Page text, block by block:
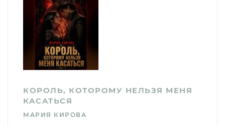
КОРОЛЬ, КОТОРОМУ НЕЛЬЗЯ МЕНЯ
КАСАТЬСЯ
МАРИЯ КИРОВА